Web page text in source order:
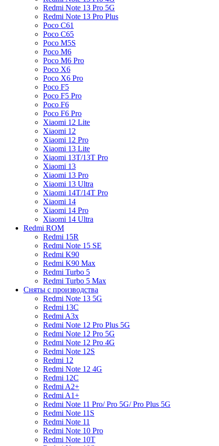
Redmi Note 13 Pro 5G
Redmi Note 13 Pro Plus
Poco C61
Poco C65
Poco M5S
Poco M6
Poco M6 Pro
Poco X6
Poco X6 Pro
Poco F5
Poco F5 Pro
Poco F6
Poco F6 Pro
Xiaomi 12 Lite
Xiaomi 12
Xiaomi 12 Pro
Xiaomi 13 Lite
Xiaomi 13T/13T Pro
Xiaomi 13
Xiaomi 13 Pro
Xiaomi 13 Ultra
Xiaomi 14T/14T Pro
Xiaomi 14
Xiaomi 14 Pro
Xiaomi 14 Ultra
Redmi ROM
Redmi 15R
Redmi Note 15 SE
Redmi K90
Redmi K90 Max
Redmi Turbo 5
Redmi Turbo 5 Max
Сняты с производства
Redmi Note 13 5G
Redmi 13C
Redmi A3x
Redmi Note 12 Pro Plus 5G
Redmi Note 12 Pro 5G
Redmi Note 12 Pro 4G
Redmi Note 12S
Redmi 12
Redmi Note 12 4G
Redmi 12C
Redmi A2+
Redmi A1+
Redmi Note 11 Pro/ Pro 5G/ Pro Plus 5G
Redmi Note 11S
Redmi Note 11
Redmi Note 10 Pro
Redmi Note 10T